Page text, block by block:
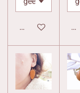
In winkelwagenIn